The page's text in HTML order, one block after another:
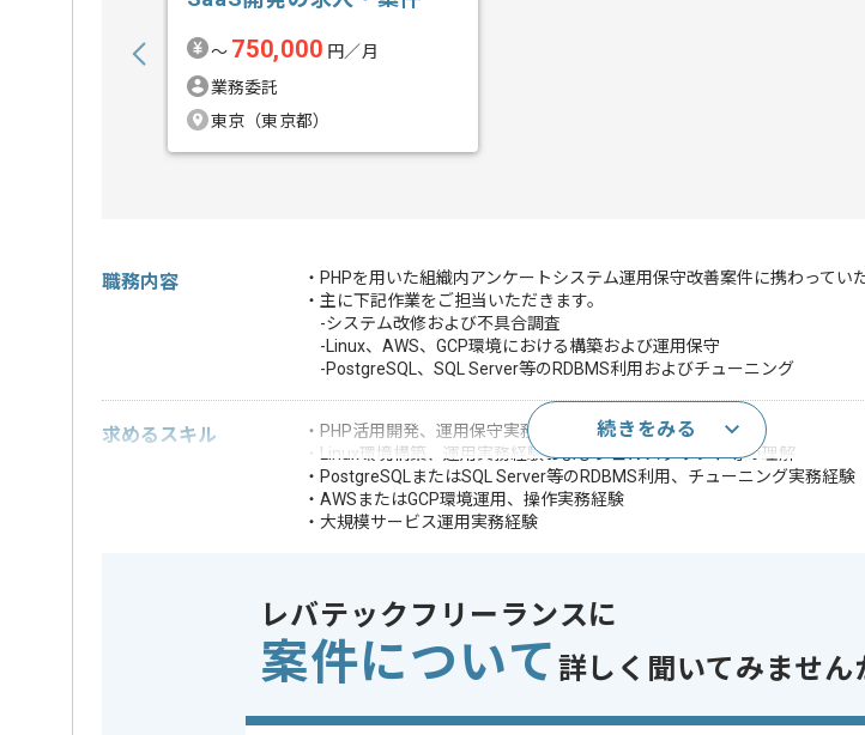
〜 750,000 円／月
業務委託
東京（東京都）
職務内容
・PHPを用いた組織内アンケートシステム運用保守改善案件に携わってい
・主に下記作業をご担当いただきます。
-システム改修および不具合調査
-Linux、AWS、GCP環境における構築および運用保守
-PostgreSQL、SQL Server等のRDBMS利用およびチューニング
求めるスキル
・PHP活用開発、運用保守実務経験(10年以上)
・Linux環境構築、運用実務経験およびシェルスクリプト等の理解
・PostgreSQLまたはSQL Server等のRDBMS利用、チューニング実務経験
・AWSまたはGCP環境運用、操作実務経験
・大規模サービス運用実務経験
・Docker、Kubernetes活用コンテナ環境運用実務経験
・AWSまたはGCP設計、構築実務経験
※上記に似た経験やスキルをお持ちであれば申し込み可能なケースもございます！まず
この案件で扱う技術 DB SQL Server , PostgreSQL
続きをみる
レバテックフリーランスに
案件について 詳しく聞いてみません